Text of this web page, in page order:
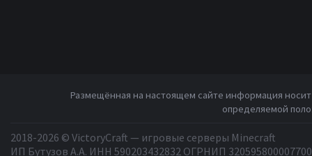
Размещённая на настоящем сайте информация
определяемой
2018-2026 © VictoryCraft — игровые серверы Minecraft
ИП Бутузов А.А. ИНН 590203432832 ОГРНИП 320595800007700